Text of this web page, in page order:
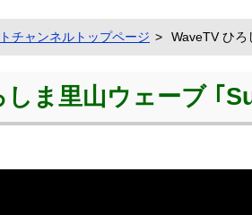
チャンネルトップページ WaveTV ひろ
しま里山ウェーブ ｢